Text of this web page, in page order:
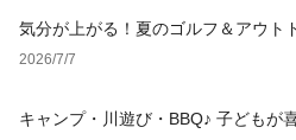
気分が上がる！夏のゴルフ＆アウト
2026/7/7
キャンプ・川遊び・BBQ♪ 子どもが